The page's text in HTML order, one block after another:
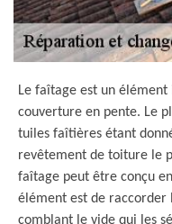
Le faîtage est un
couverture en pente. Le
tuiles faîtières étant
revêtement de toiture le
faîtage peut être conçu
élément est de raccorder
comblant le vide qui les